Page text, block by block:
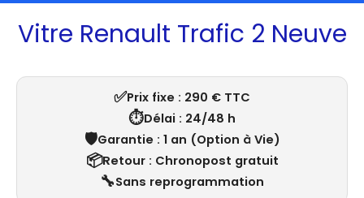
Vitre Renault Trafic 2 Neuve
✅Prix fixe : 290 € TTC
⏱️Délai : 24/48 h
🛡️Garantie : 1 an (Option à Vie)
📦Retour : Chronopost gratuit
🔧Sans reprogrammation